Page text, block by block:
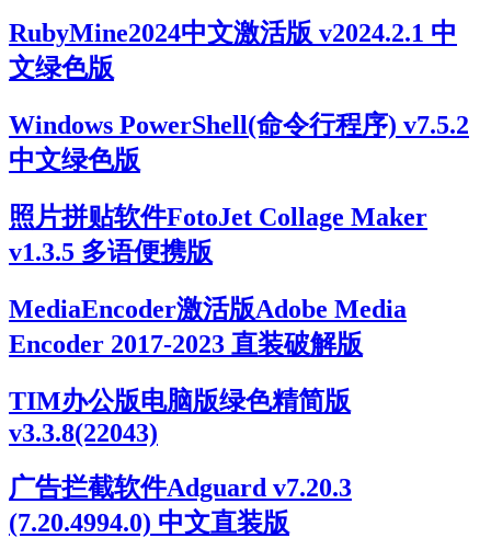
RubyMine2024中文激活版 v2024.2.1 中
文绿色版
Windows PowerShell(命令行程序) v7.5.2
中文绿色版
照片拼贴软件FotoJet Collage Maker
v1.3.5 多语便携版
MediaEncoder激活版Adobe Media
Encoder 2017-2023 直装破解版
TIM办公版电脑版绿色精简版
v3.3.8(22043)
广告拦截软件Adguard v7.20.3
(7.20.4994.0) 中文直装版